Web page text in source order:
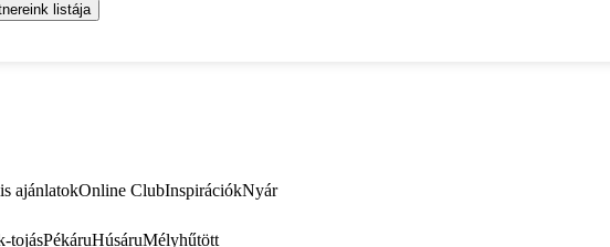
listája
ajánlatokOnline ClubInspirációkNyár
tojásPékáruHúsáruMélyhűtött